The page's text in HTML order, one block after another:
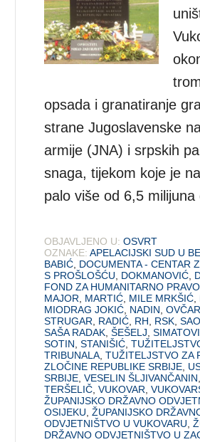
opsada i granatiranje
strane Jugoslavenske
armije (JNA) i srpskih
snaga, tijekom koje je
palo više od 6,5 milijuna
OBJAVLJENO U: OSVRT
OZNAKE: APELACIJSKI SUD U
BABIĆ, DOCUMENTA - CENTAR
S PROŠLOŠĆU, DOKMANOVIĆ,
FOND ZA HUMANITARNO PRAVO
MAJOR, MARTIĆ, MILE MRKŠIĆ,
MIODRAG JOKIĆ, NADIN,
STRUGAR, RADIĆ, RH, RSK,
SAŠA RADAK,ŠEŠELJ,
SOTIN,STANIŠIĆ,
TRIBUNALA,TUŽITELJSTVO ZA
ZLOČINE REPUBLIKE SRBIJE,
SRBIJE,VESELIN ŠLJIVANČANIN
TERŠELIČ,VUKOVAR,
ŽUPANIJSKO DRŽAVNO
OSIJEKU,ŽUPANIJSKO
ODVJETNIŠTVO U VUKOVARU,
DRŽAVNO ODVJETNIŠTVO U